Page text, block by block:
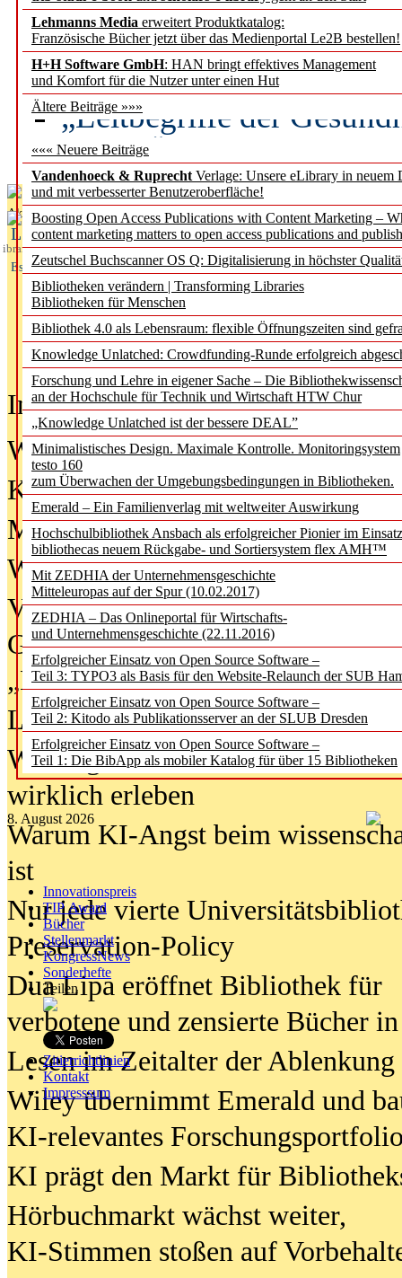
Lehmanns Media erweitert Produktkatalog:
Französische Bücher jetzt über das Medienportal Le2B bestellen!
H+H Software GmbH: HAN bringt effektives Management
und Komfort für die Nutzer unter einen Hut
Ältere Beiträge »»»
««« Neuere Beiträge
Vandenhoeck & Ruprecht Verlage: Unsere eLibrary in neuem
und mit verbesserter Benutzeroberfläche!
Boosting Open Access Publications with Content Marketing –
content marketing matters to open access publications and
Zeutschel Buchscanner OS Q: Digitalisierung in höchster
Bibliotheken verändern | Transforming Libraries
Bibliotheken für Menschen
Bibliothek 4.0 als Lebensraum: flexible Öffnungszeiten sind
Knowledge Unlatched: Crowdfunding-Runde erfolgreich
Forschung und Lehre in eigener Sache – Die
an der Hochschule für Technik und Wirtschaft HTW Chur
„Knowledge Unlatched ist der bessere DEAL”
Minimalistisches Design. Maximale Kontrolle. Monitoringsystem
testo 160
zum Überwachen der Umgebungsbedingungen in Bibliotheken.
Emerald – Ein Familienverlag mit weltweiter Auswirkung
Hochschulbibliothek Ansbach als erfolgreicher Pionier im
bibliothecas neuem Rückgabe- und Sortiersystem flex AMH™
Mit ZEDHIA der Unternehmensgeschichte
Mitteleuropas auf der Spur (10.02.2017)
ZEDHIA – Das Onlineportal für Wirtschafts-
und Unternehmensgeschichte (22.11.2016)
Erfolgreicher Einsatz von Open Source Software –
Teil 3: TYPO3 als Basis für den Website-Relaunch der SUB
Erfolgreicher Einsatz von Open Source Software –
Teil 2: Kitodo als Publikationsserver an der SLUB Dresden
Erfolgreicher Einsatz von Open Source Software –
Teil 1: Die BibApp als mobiler Katalog für über 15 Bibliotheken
8. August 2026
Innovationspreis
TIP Award
Bücher
Stellenmarkt
KongressNews
Sonderhefte
Teilen
Zitierrichtlinien
Kontakt
Impresssum
Künstliche Intelligenz
besser zu verstehen
„Leitbegriffe der
des BIÖG erscheinen
Aktuelles aus
L
ibrary
Essentials
In der Ausgabe06/2026(August
Was Hochschul­bibliotheken von
Kinder in der digitalen Welt
Metadaten als Infrastruktur
Wenn Bots katalogisieren
Von Abschlusskleidern bis
Geisterjagd-Ausrüstung in der
„Library of Things“ unterwegs
Lesen als Infrastrukturaufgabe
Wie Jugendliche Social Media
wirklich erleben
Warum KI-Angst beim
ist
Nur jede vierte
Preservation-Policy
Dua Lipa eröffnet Bibliothek für
verbotene und zensierte Bücher
Lesen im Zeitalter der Ablenkung
Wiley übernimmt Emerald und
KI-relevantes
KI prägt den Markt für
Hörbuchmarkt wächst weiter,
KI-Stimmen stoßen auf